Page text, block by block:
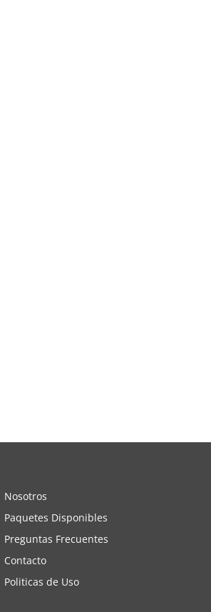
Nosotros
Paquetes Disponibles
Preguntas Frecuentes
Contacto
Politicas de Uso